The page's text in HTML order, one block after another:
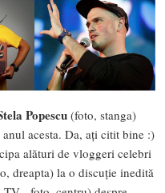
Popescu (foto, stanga)
anul acesta. Da, ați citit bine :)
alături de vloggeri celebri
dreapta) la o discuție inedită